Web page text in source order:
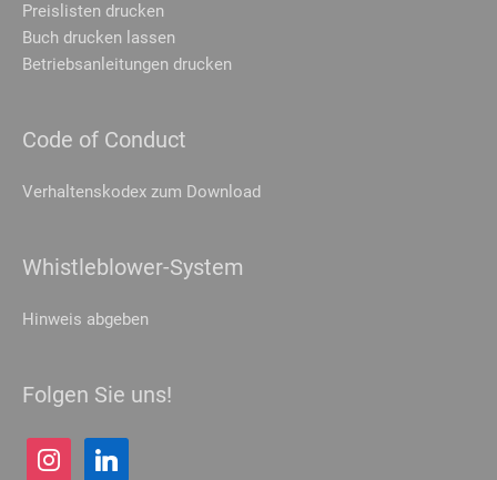
Preislisten drucken
Buch drucken lassen
Betriebsanleitungen drucken
Code of Conduct
Verhaltenskodex zum Download
Whistleblower-System
Hinweis abgeben
Folgen Sie uns!
instagramlinkedin